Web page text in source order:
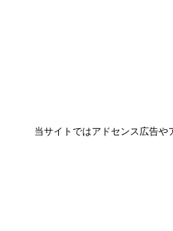
当サイトではアドセンス広告